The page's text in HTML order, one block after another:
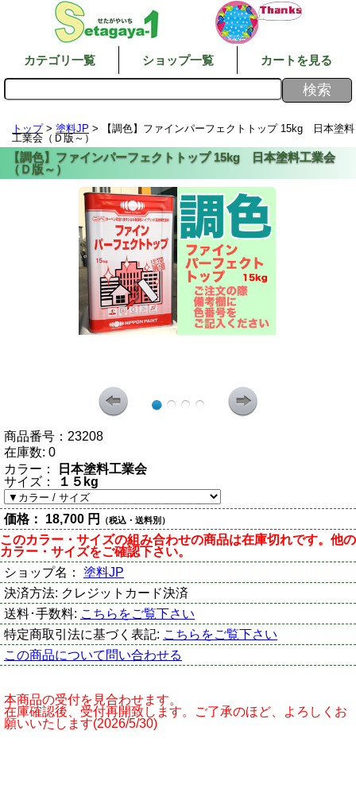
カテゴリ一覧 ショップ一覧 カートを見る
トップ> 塗料JP > 【調色】ファインパーフェクトトップ 15kg 日本塗料
工業会（Ｄ版～）
商品番号： 23208
在庫数: 0
カラー：
日本塗料工業会
サイズ：
１５kg
価格： 18,700 円 （税込・送料別）
このカラー・サイズの組み合わせの商品は在庫切れです。他の
カラー・サイズをご確認下さい。
ショップ名： 塗料JP
決済方法: クレジットカード決済
送料･手数料: こちらをご覧下さい
特定商取引法に基づく表記: こちらをご覧下さい
この商品について問い合わせる
本商品の受付を見合わせます。
在庫確認後、受付再開致します。ご了承のほど、よろしくお
願いいたします(2026/5/30)